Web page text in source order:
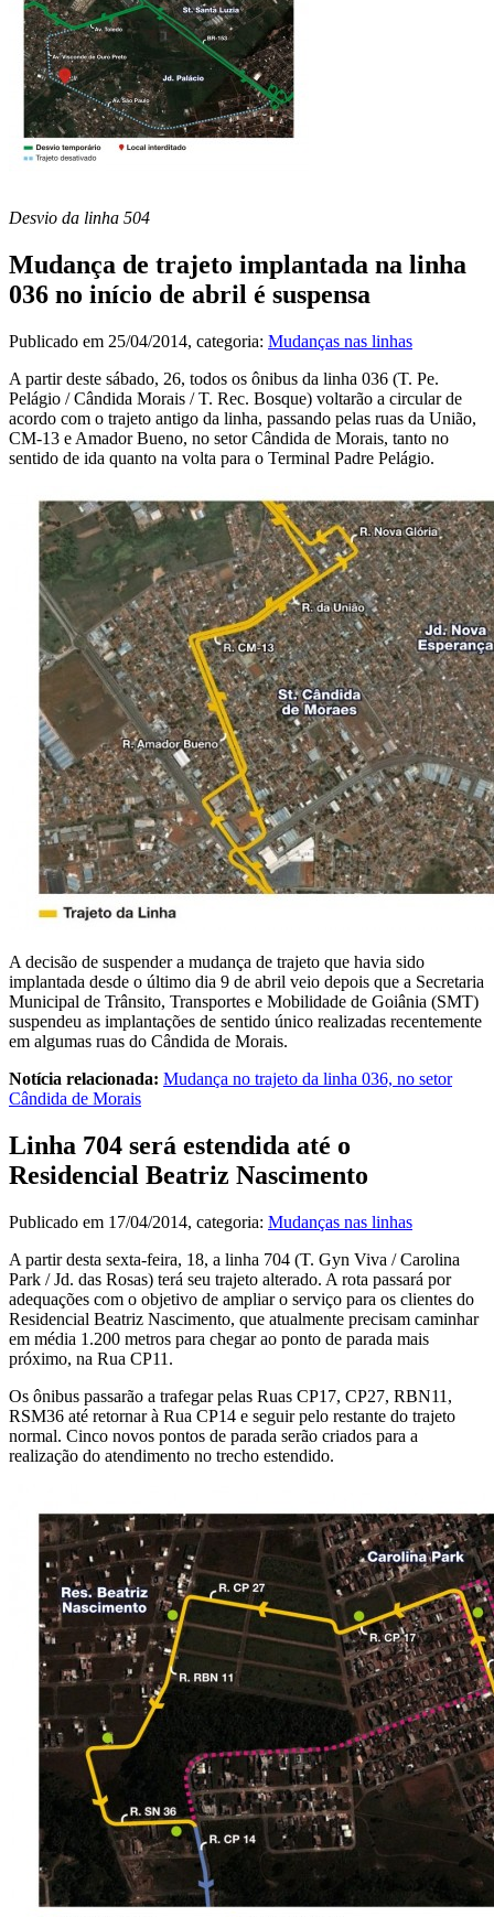
Desvio da linha 504
Mudança de trajeto implantada na linha
036 no início de abril é suspensa
Publicado em 25/04/2014, categoria: Mudanças nas linhas
A partir deste sábado, 26, todos os ônibus da linha 036 (T. Pe.
Pelágio / Cândida Morais / T. Rec. Bosque) voltarão a circular de
acordo com o trajeto antigo da linha, passando pelas ruas da União,
CM-13 e Amador Bueno, no setor Cândida de Morais, tanto no
sentido de ida quanto na volta para o Terminal Padre Pelágio.
A decisão de suspender a mudança de trajeto que havia sido
implantada desde o último dia 9 de abril veio depois que a Secretaria
Municipal de Trânsito, Transportes e Mobilidade de Goiânia (SMT)
suspendeu as implantações de sentido único realizadas recentemente
em algumas ruas do Cândida de Morais.
Notícia relacionada: Mudança no trajeto da linha 036, no setor
Cândida de Morais
Linha 704 será estendida até o
Residencial Beatriz Nascimento
Publicado em 17/04/2014, categoria: Mudanças nas linhas
A partir desta sexta-feira, 18, a linha 704 (T. Gyn Viva / Carolina
Park / Jd. das Rosas) terá seu trajeto alterado. A rota passará por
adequações com o objetivo de ampliar o serviço para os clientes do
Residencial Beatriz Nascimento, que atualmente precisam caminhar
em média 1.200 metros para chegar ao ponto de parada mais
próximo, na Rua CP11.
Os ônibus passarão a trafegar pelas Ruas CP17, CP27, RBN11,
RSM36 até retornar à Rua CP14 e seguir pelo restante do trajeto
normal. Cinco novos pontos de parada serão criados para a
realização do atendimento no trecho estendido.